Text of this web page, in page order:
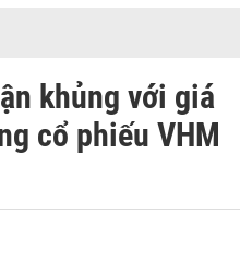
khủng với giá
cổ phiếu VHM